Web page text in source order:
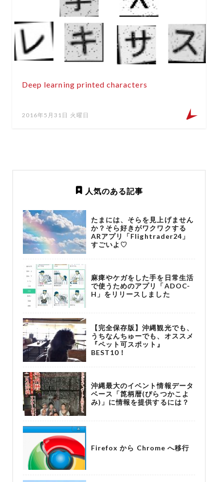
Deep learning printed characters
2016年5月31日 火曜日
人気のある記事
たまには、そらを見上げません
か？そら好きがワクワクする
ARアプリ「Flightrader24」
すごいよ♡
麻痺やケガをした手を日常生活
で使うためのアプリ「ADOC-
H」をリリースしました
【完全保存版】沖縄観光でも、
うちなんちゅーでも、オススメ
『ペット可スポット』
BEST10！
沖縄最大のイベント情報データ
ベース「箆柄暦(ぴらつかこよ
み)」に情報を提供するには？
Firefox から Chrome へ移行